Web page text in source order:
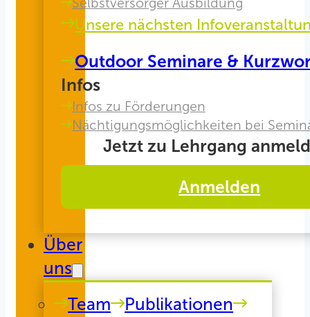
Unsere nächsten
Outdoor Seminare &
Infos
Infos zu Förderungen
Nächtigungsmöglichkeiten bei
Jetzt zu Lehrgang
Anmelden
Über
uns
Team
Publikationen